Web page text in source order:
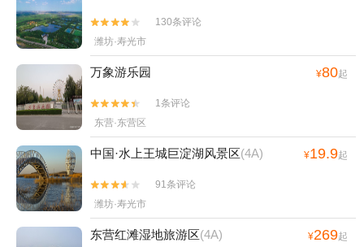


130条评论
潍坊·寿光市
万象游乐园 ¥80起


1条评论
东营·东营区
中国·水上王城巨淀湖风景区(4A) ¥19.9起


91条评论
潍坊·寿光市
东营红滩湿地旅游区(4A) ¥269起